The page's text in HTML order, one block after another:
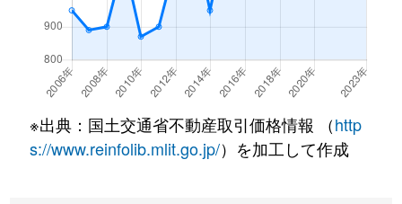
月寒東１条
800万円
月寒東１条
1,900万円 福住
徒歩
月寒東１条
1,100万円 福住
月寒東２条
640万円 月寒中央
※出典：国土交通省不動産取引価格情報 （http
s://www.reinfolib.mlit.go.jp/）を加工して作成